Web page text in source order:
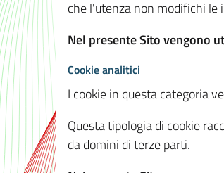
che l'utenza non modifichi le
Nel presente Sito vengono
Cookie analitici
I cookie in questa categoria
Questa tipologia di cookie
da domini di terze parti.